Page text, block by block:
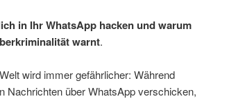
in Ihr WhatsApp hacken und warum
warnt.
wird immer gefährlicher: Während
Nachrichten über WhatsApp verschicken,